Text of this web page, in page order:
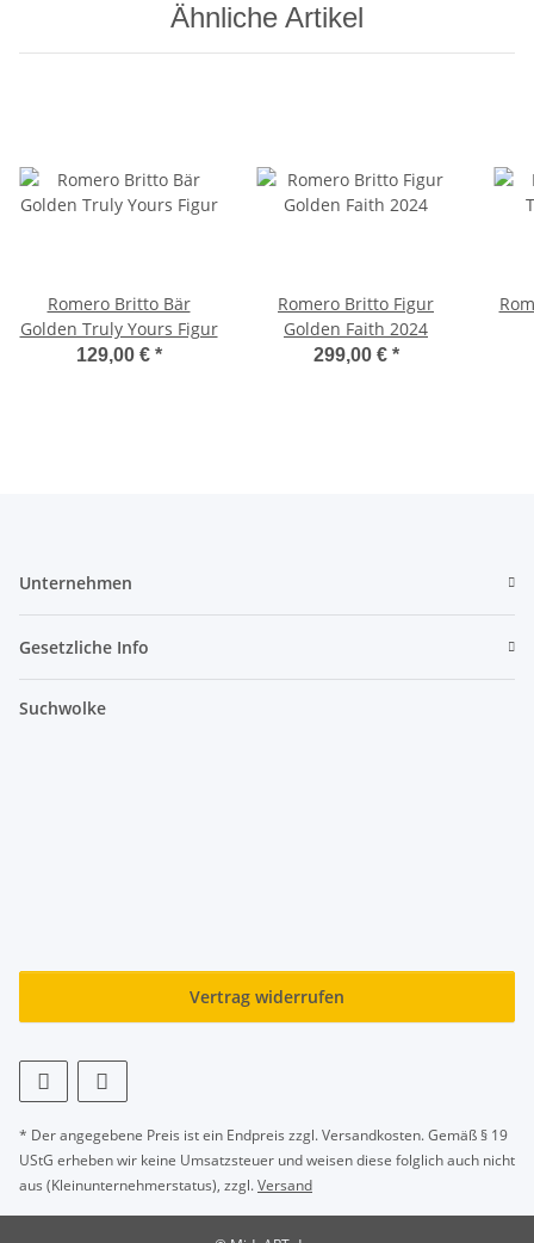
Ähnliche Artikel
Romero Britto Bär
Golden Truly Yours Figur
129,00 € *
Romero Britto Figur
Golden Faith 2024
299,00 € *
Unternehmen
Gesetzliche Info
Suchwolke
Vertrag widerrufen
* Der angegebene Preis ist ein Endpreis zzgl. Versandkosten. Gemäß § 19
UStG erheben wir keine Umsatzsteuer und weisen diese folglich auch nicht
aus (Kleinunternehmerstatus), zzgl.Versand